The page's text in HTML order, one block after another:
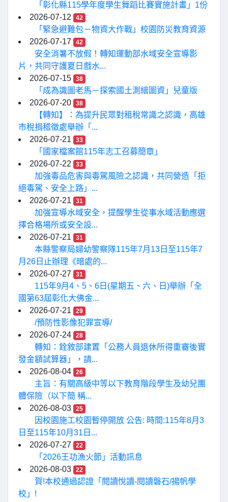
「彰化縣115學年度學生舞蹈比賽實施計畫」1份
2026-07-12
42
「緊急避難包－物資大作戰」校園防災教育資源
2026-07-17
42
安全消暑不放假！轉知運動部水域安全宣導影
片，共同守護夏日戲水...
2026-07-15
38
「成為識圖老馬－探索國土測繪圖資」兒童版
2026-07-20
38
【轉知】：為提升民眾對租稅常識之認識，高雄
市稅捐稽徵處舉辦「...
2026-07-21
33
「國家檔案館115年志工召募簡章」
2026-07-22
33
加強毒品危害與毒駕風險之認識，共同營造「拒
絕毒駕、安全上路」...
2026-07-21
31
加強宣導水域安全，提醒學生從事水域活動應選
擇合格場所或安全設...
2026-07-21
31
本縣警察局婦幼警察隊115年7月13日至115年7
月26日止辦理《暗處的...
2026-07-27
31
115年9月4、5、6日(星期五、六、日)舉辦「全
國第63屆彰化大佛金...
2026-07-21
29
/預防性影像犯罪宣導/
2026-07-24
28
轉知：銓敘部建置「公務人員退休所得重審後實
發金額試算器」，請...
2026-08-04
26
主旨：有關高級中等以下教育階段學生及幼兒團
體保險（以下簡 稱...
2026-08-03
25
因校園施工校園暫停開放 公告: 時間:115年8月3
日至115年10月31日...
2026-07-27
22
「2026王功漁火節」活動訊息
2026-08-03
22
賀!本校通過認證「閱讀悅讀-閱讀磐石/揚帆學
校」!